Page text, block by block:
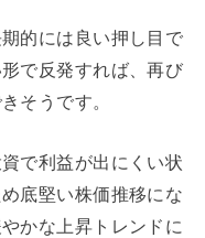
的には良い押し目で
で反発すれば、再び
そうです。
で利益が出にくい状
底堅い株価推移にな
かな上昇トレンドに